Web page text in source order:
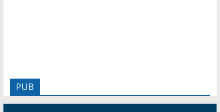
PUB